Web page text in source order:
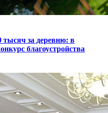
тысяч за деревню: в
благоустройства